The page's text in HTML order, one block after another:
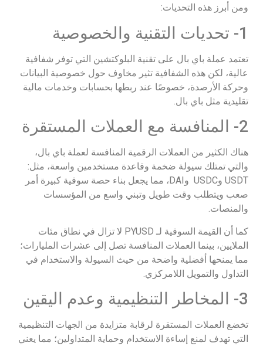
ومن أبرز هذه التحديات:
1- تحديات التقنية والخصوصية
تعتمد عملة باي بال على تقنية البلوكتشين التي توفر شفافية
عالية، لكن هذه الشفافية تثير مخاوف حول خصوصية البيانات
وحركة الأرصدة، خصوصًا عند ربطها بحسابات وخدمات مالية
تقليدية مثل باي بال.
2- المنافسة مع العملات المستقرة
هناك الكثير من العملات الرقمية المنافسة لعملة باي بال،
والتي تمتلك سيولة ضخمة وقاعدة مستخدمين واسعة، مثل:
USDT وUSDC وDAI، مما يجعل بناء حصة سوقية كبيرة أمر
صعب ويتطلب وقت طويل وتبني واسع من المؤسسات
والمنصات.
كما أن القيمة السوقية لـ PYUSD لا تزال في نطاق مئات
الملايين، بينما العملات المنافسة تصل إلى عشرات المليارات؛
مما يمنحها أفضلية واضحة من حيث السيولة والاستخدام في
التداول والتمويل اللامركزي.​
3- المخاطر التنظيمية وعدم اليقين
تخضع العملات المستقرة لرقابة متزايدة من الجهات التنظيمية
التي تهدف لمنع إساءة الاستخدام وحماية المتداولين؛ مما يعني